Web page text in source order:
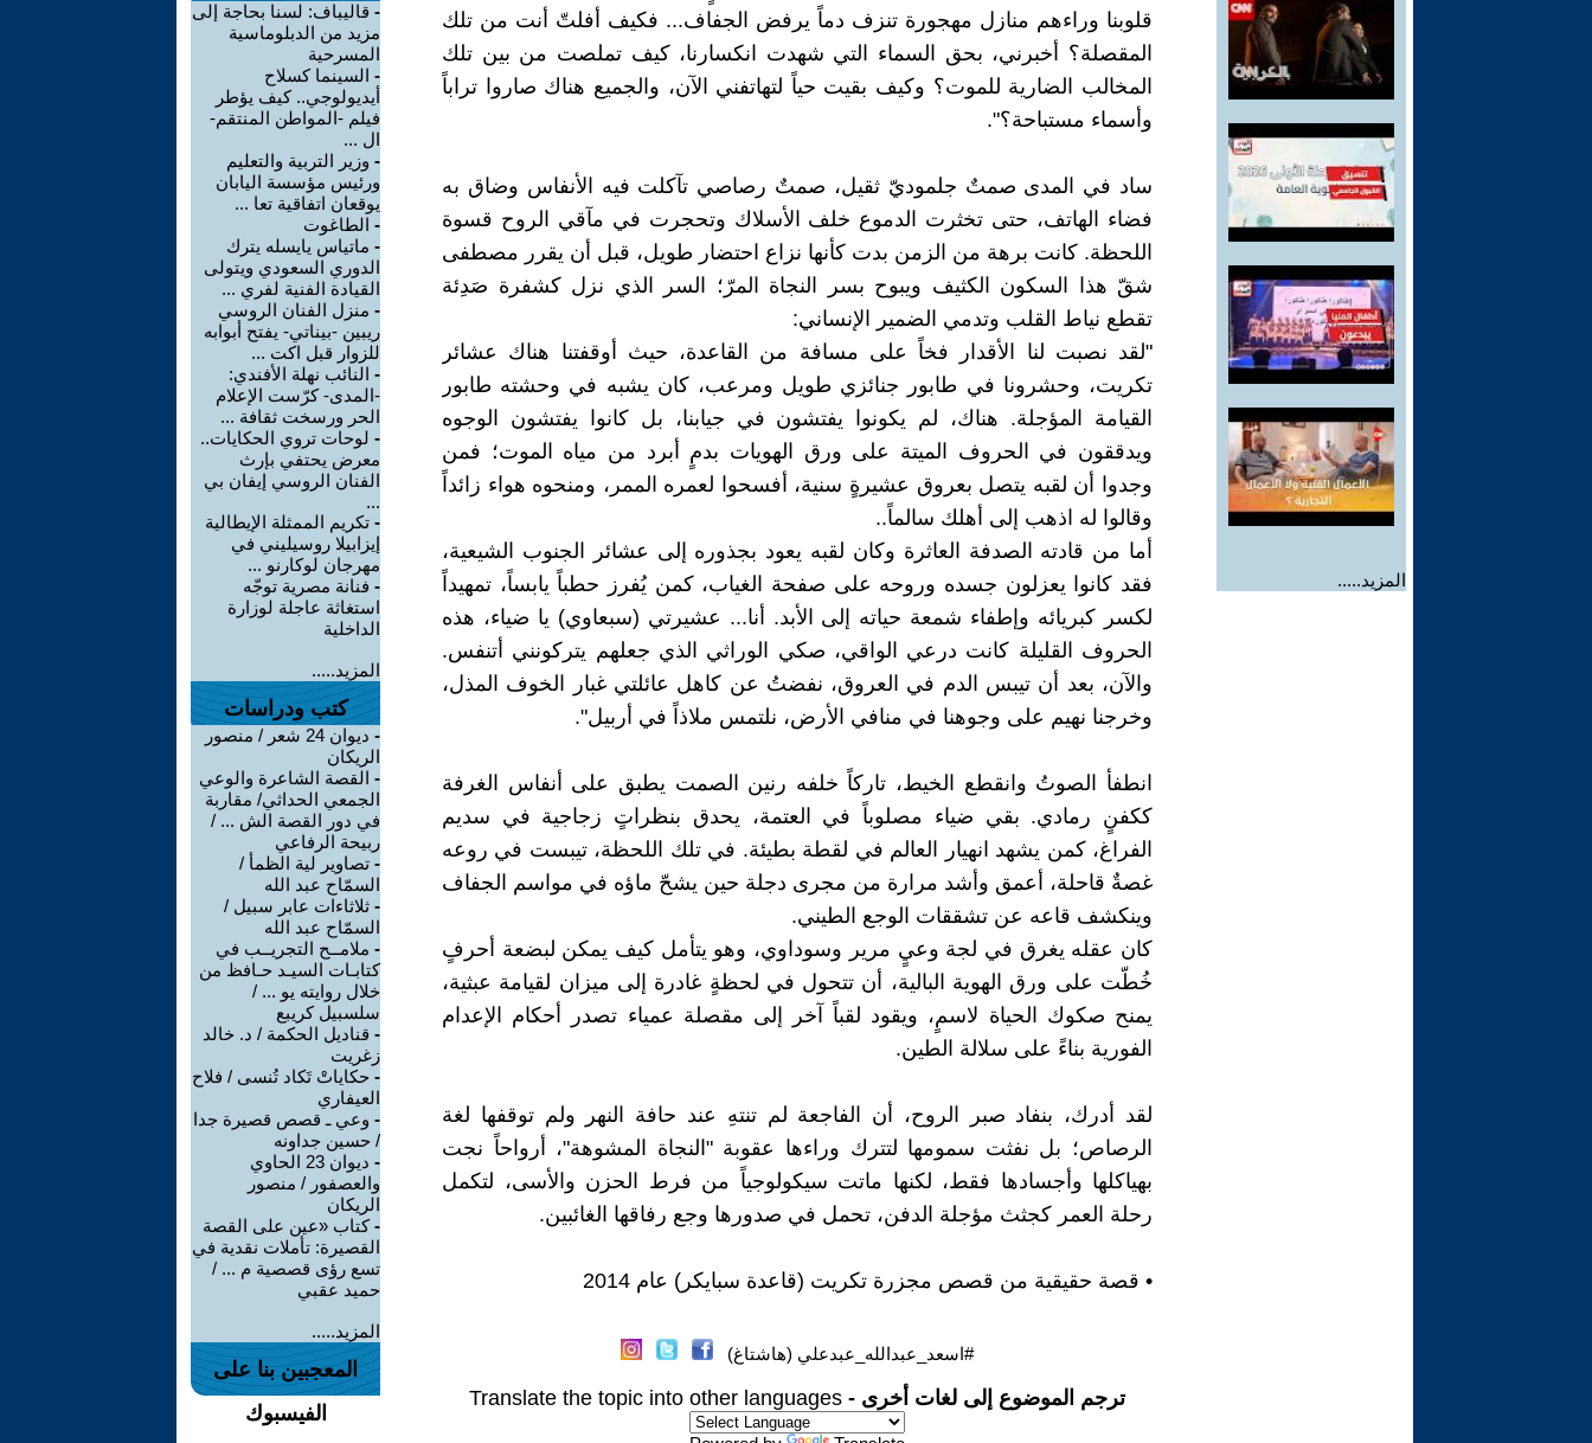
المزيد.....
قلوبنا وراءهم منازل مهجورة تنزف دماً يرفض الجفاف... فكيف أفلتّ أنت من تلك
المقصلة؟ أخبرني، بحق السماء التي شهدت انكسارنا، كيف تملصت من بين تلك
المخالب الضارية للموت؟ وكيف بقيت حياً لتهاتفني الآن، والجميع هناك صاروا تراباً
وأسماء مستباحة؟".
ساد في المدى صمتٌ جلموديّ ثقيل، صمتٌ رصاصي تآكلت فيه الأنفاس وضاق به
فضاء الهاتف، حتى تخثرت الدموع خلف الأسلاك وتحجرت في مآقي الروح قسوة
اللحظة. كانت برهة من الزمن بدت كأنها نزاع احتضار طويل، قبل أن يقرر مصطفى
شقّ هذا السكون الكثيف ويبوح بسر النجاة المرّ؛ السر الذي نزل كشفرة صَدِئة
تقطع نياط القلب وتدمي الضمير الإنساني:
"لقد نصبت لنا الأقدار فخاً على مسافة من القاعدة، حيث أوقفتنا هناك عشائر
تكريت، وحشرونا في طابور جنائزي طويل ومرعب، كان يشبه في وحشته طابور
القيامة المؤجلة. هناك، لم يكونوا يفتشون في جيابنا، بل كانوا يفتشون الوجوه
ويدققون في الحروف الميتة على ورق الهويات بدمٍ أبرد من مياه الموت؛ فمن
وجدوا أن لقبه يتصل بعروق عشيرةٍ سنية، أفسحوا لعمره الممر، ومنحوه هواء زائداً
وقالوا له اذهب إلى أهلك سالماً..
أما من قادته الصدفة العاثرة وكان لقبه يعود بجذوره إلى عشائر الجنوب الشيعية،
فقد كانوا يعزلون جسده وروحه على صفحة الغياب، كمن يُفرز حطباً يابساً، تمهيداً
لكسر كبريائه وإطفاء شمعة حياته إلى الأبد. أنا... عشيرتي (سبعاوي) يا ضياء، هذه
الحروف القليلة كانت درعي الواقي، صكي الوراثي الذي جعلهم يتركونني أتنفس.
والآن، بعد أن تيبس الدم في العروق، نفضتُ عن كاهل عائلتي غبار الخوف المذل،
وخرجنا نهيم على وجوهنا في منافي الأرض، نلتمس ملاذاً في أربيل".
انطفأ الصوتُ وانقطع الخيط، تاركاً خلفه رنين الصمت يطبق على أنفاس الغرفة
ككفنٍ رمادي. بقي ضياء مصلوباً في العتمة، يحدق بنظراتٍ زجاجية في سديم
الفراغ، كمن يشهد انهيار العالم في لقطة بطيئة. في تلك اللحظة، تيبست في روعه
غصةٌ قاحلة، أعمق وأشد مرارة من مجرى دجلة حين يشحّ ماؤه في مواسم الجفاف
وينكشف قاعه عن تشققات الوجع الطيني.
كان عقله يغرق في لجة وعيٍ مرير وسوداوي، وهو يتأمل كيف يمكن لبضعة أحرفٍ
خُطّت على ورق الهوية البالية، أن تتحول في لحظةٍ غادرة إلى ميزان لقيامة عبثية،
يمنح صكوك الحياة لاسمٍ، ويقود لقباً آخر إلى مقصلة عمياء تصدر أحكام الإعدام
الفورية بناءً على سلالة الطين.
لقد أدرك، بنفاد صبر الروح، أن الفاجعة لم تنتهِ عند حافة النهر ولم توقفها لغة
الرصاص؛ بل نفثت سمومها لتترك وراءها عقوبة "النجاة المشوهة"، أرواحاً نجت
بهياكلها وأجسادها فقط، لكنها ماتت سيكولوجياً من فرط الحزن والأسى، لتكمل
رحلة العمر كجثث مؤجلة الدفن، تحمل في صدورها وجع رفاقها الغائبين.
• قصة حقيقية من قصص مجزرة تكريت (قاعدة سبايكر) عام 2014
#اسعد_عبدالله_عبدعلي (هاشتاغ)
ترجم الموضوع إلى لغات أخرى - Translate the topic into other languages
- قاليباف: لسنا بحاجة إلى
مزيد من الدبلوماسية
المسرحية
- السينما كسلاح
أيديولوجي.. كيف يؤطر
فيلم -المواطن المنتقم-
ال ...
- وزير التربية والتعليم
ورئيس مؤسسة اليابان
يوقعان اتفاقية تعا ...
- الطاغوت
- ماتياس يايسله يترك
الدوري السعودي ويتولى
القيادة الفنية لفري ...
- منزل الفنان الروسي
ريبين -بيناتي- يفتح أبوابه
للزوار قبل اكت ...
- النائب نهلة الأفندي:
-المدى- كرّست الإعلام
الحر ورسخت ثقافة ...
- لوحات تروي الحكايات..
معرض يحتفي بإرث
الفنان الروسي إيفان بي
...
- تكريم الممثلة الإيطالية
إيزابيلا روسيليني في
مهرجان لوكارنو ...
- فنانة مصرية توجّه
استغاثة عاجلة لوزارة
الداخلية
المزيد.....
كتب ودراسات
-
ديوان 24 شعر / منصور
الريكان
- القصة الشاعرة والوعي
الجمعي الحداثي/ مقاربة
في دور القصة الش ... /
ربيحة الرفاعي
- تصاوير لية الظمأ /
السمّاح عبد الله
- ثلاثاءات عابر سبيل /
السمّاح عبد الله
- ملامــح التجريــب في
كتابـات السيـد حـافظ من
خلال روايته يو ... /
سلسبيل كريبع
- قناديل الحكمة / د. خالد
زغريت
- حكاياتْ تَكاد تُنسى / فلاح
العيفاري
- وعي ـ قصص قصيرة جدا
/ حسين جداونه
-
ديوان 23 الحاوي
والعصفور / منصور
الريكان
-كتاب «عين على القصة
القصيرة: تأملات نقدية في
تسع رؤى قصصية م ... /
حميد عقبي
المزيد.....
المعجبين بنا على
الفيسبوك